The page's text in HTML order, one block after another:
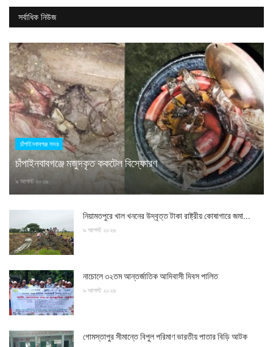
সর্বাধিক নিউজ
চাঁপাইনবাবগঞ্জ সদর
চাঁপাইনবাবগঞ্জে মজুদকৃত ককটেল বিস্ফোরণ
৯ আগস্ট ২০২৬
নিয়ামতপুরে খাল খননের উদ্বৃত্ত টাকা রাষ্ট্রীয় কোষাগারে জমা...
৯ আগস্ট ২০২৬
নাচোলে ৩২তম আন্তর্জাতিক আদিবাসী দিবস পালিত
৯ আগস্ট ২০২৬
গোমস্তাপুর সীমান্তে বিপুল পরিমাণ ভারতীয় পাতার বিড়ি আটক